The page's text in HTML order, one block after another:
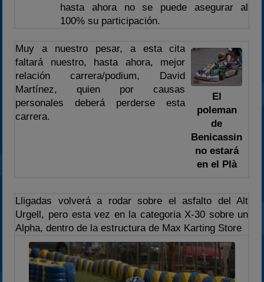
hasta ahora no se puede asegurar al
100% su participación.
Muy a nuestro pesar, a esta cita
faltará nuestro, hasta ahora, mejor
relación carrera/podium, David
Martínez, quien por causas
personales deberá perderse esta
carrera.
El
poleman
de
Benicassin
no estará
en el Plà
Lligadas volverá a rodar sobre el asfalto del Alt
Urgell, pero esta vez en la categoria X-30 sobre un
Alpha, dentro de la estructura de Max Karting Store